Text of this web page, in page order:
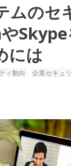
ムのセ
には
ィ動向 企業セキュ